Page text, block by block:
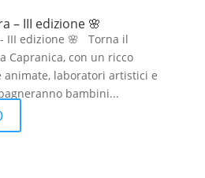
– III edizione 🌸
III edizione 🌸 Torna il
Capranica, con un ricco
laboratori artistici e
bambini...